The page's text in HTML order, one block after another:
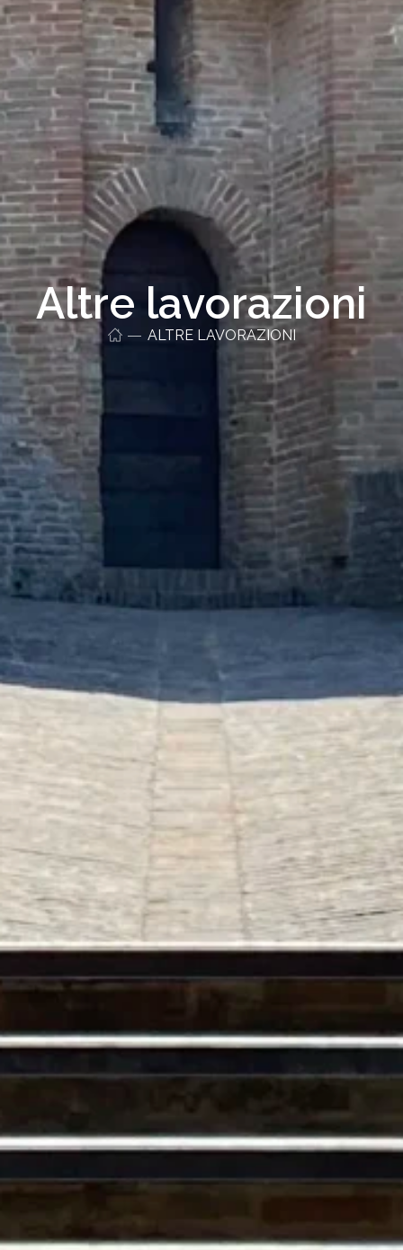
Altre lavorazioni
ALTRE LAVORAZIONI